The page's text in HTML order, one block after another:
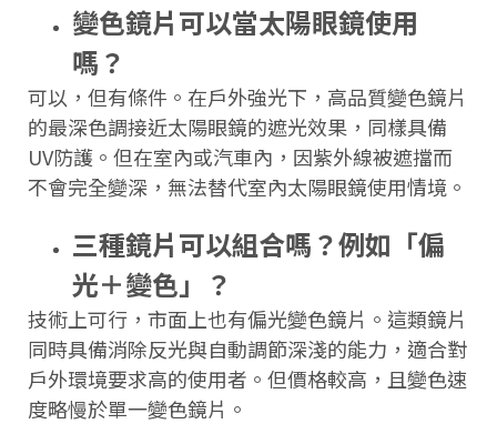
變色鏡片可以當太陽眼鏡使用
嗎？
可以，但有條件。在戶外強光下，高品質變色鏡片
的最深色調接近太陽眼鏡的遮光效果，同樣具備
UV防護。但在室內或汽車內，因紫外線被遮擋而
不會完全變深，無法替代室內太陽眼鏡使用情境。
三種鏡片可以組合嗎？例如「偏
光＋變色」？
技術上可行，市面上也有偏光變色鏡片。這類鏡片
同時具備消除反光與自動調節深淺的能力，適合對
戶外環境要求高的使用者。但價格較高，且變色速
度略慢於單一變色鏡片。